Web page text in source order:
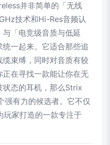
并非简单的「无线
技术和Hi-Res音频认
「电竞级音质与低延
一起来。它适合那些追
束缚，同时对音质有较
在寻找一款能让你在无
状态的耳机，那么Strix
强有力的候选者。它不仅
玩家打造的一款专注于